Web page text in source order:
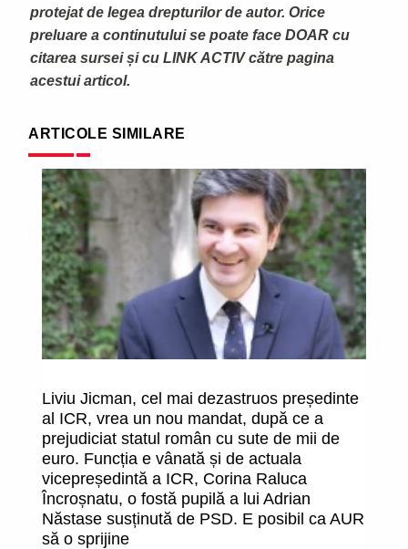
protejat de legea drepturilor de autor. Orice
preluare a continutului se poate face DOAR cu
citarea sursei și cu LINK ACTIV către pagina
acestui articol.
ARTICOLE SIMILARE
Liviu Jicman, cel mai dezastruos președinte
al ICR, vrea un nou mandat, după ce a
prejudiciat statul român cu sute de mii de
euro. Funcția e vânată și de actuala
vicepreședintă a ICR, Corina Raluca
Încroșnatu, o fostă pupilă a lui Adrian
Năstase susținută de PSD. E posibil ca AUR
să o sprijine